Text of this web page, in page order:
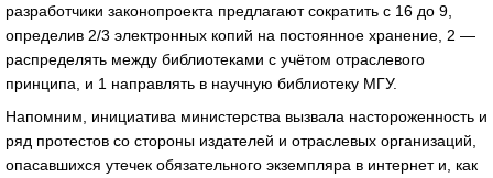
разработчики законопроекта предлагают сократить с 16 до 9,
определив 2/3 электронных копий на постоянное хранение, 2 —
распределять между библиотеками с учётом отраслевого
принципа, и 1 направлять в научную библиотеку МГУ.
Напомним, инициатива министерства вызвала настороженность и
ряд протестов со стороны издателей и отраслевых организаций,
опасавшихся утечек обязательного экземпляра в интернет и, как